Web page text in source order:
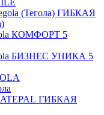
ГИБКАЯ
КОМФОРТ 5
БИЗНЕС УНИКА 5
ГИБКАЯ